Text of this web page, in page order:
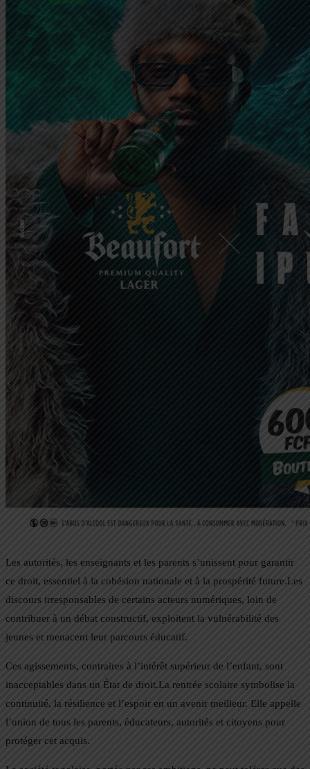
Les autorités, les enseignants et les parents s’unissent pour garantir
ce droit, essentiel à la cohésion nationale et à la prospérité future.Les
discours irresponsables de certains acteurs numériques, loin de
contribuer à un débat constructif, exploitent la vulnérabilité des
jeunes et menacent leur parcours éducatif.
Ces agissements, contraires à l’intérêt supérieur de l’enfant, sont
inacceptables dans un État de droit.La rentrée scolaire symbolise la
continuité, la résilience et l’espoir en un avenir meilleur. Elle appelle
l’union de tous les parents, éducateurs, autorités et citoyens pour
protéger cet acquis.